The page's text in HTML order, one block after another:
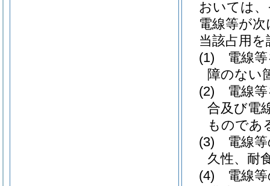
おいては
電線等が
当該占用
(1)
電線
障のない
(2)
電線
合及び電
ものであ
(3)
電線
久性、耐
(4)
電線